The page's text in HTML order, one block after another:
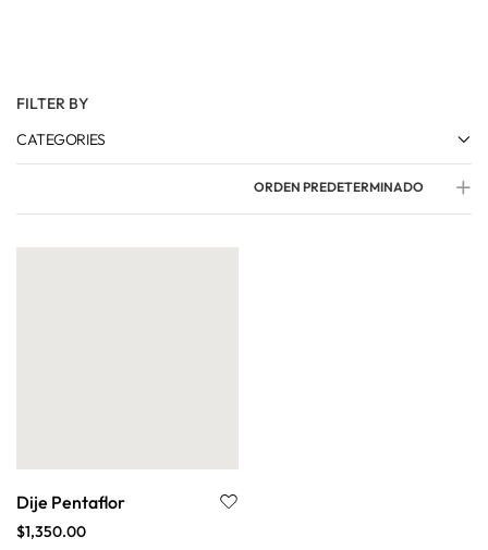
FILTER BY
CATEGORIES
ORDEN PREDETERMINADO
Dije Pentaflor
$1,350.00